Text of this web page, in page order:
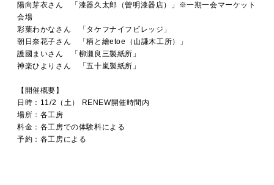
陽向芽衣さん 「漆器久太郎（曽明漆器店）」※一期一会マーケット
会場
彩葉わかなさん 「タケフナイフビレッジ」
朝日奈花子さん 「柄と繪etoe（山謙木工所）」
護國まいさん 「柳瀬良三製紙所」
神楽ひよりさん 「五十嵐製紙所」
【開催概要】
日時：11/2（土） RENEW開催時間内
場所：各工房
料金： 各工房での体験料による
予約： 各工房による